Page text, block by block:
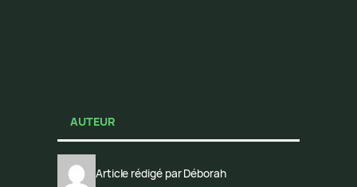
AUTEUR
Article rédigé par Déborah